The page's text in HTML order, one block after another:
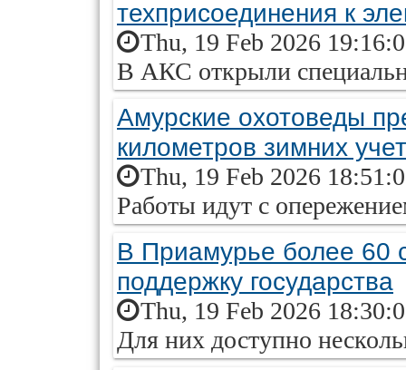
техприсоединения к
Thu, 19 Feb 2026
В АКС открыли
Амурские охотоведы
километров зимних
Thu, 19 Feb 2026
Работы идут с
В Приамурье более 60
поддержку государства
Thu, 19 Feb 2026
Для них доступно